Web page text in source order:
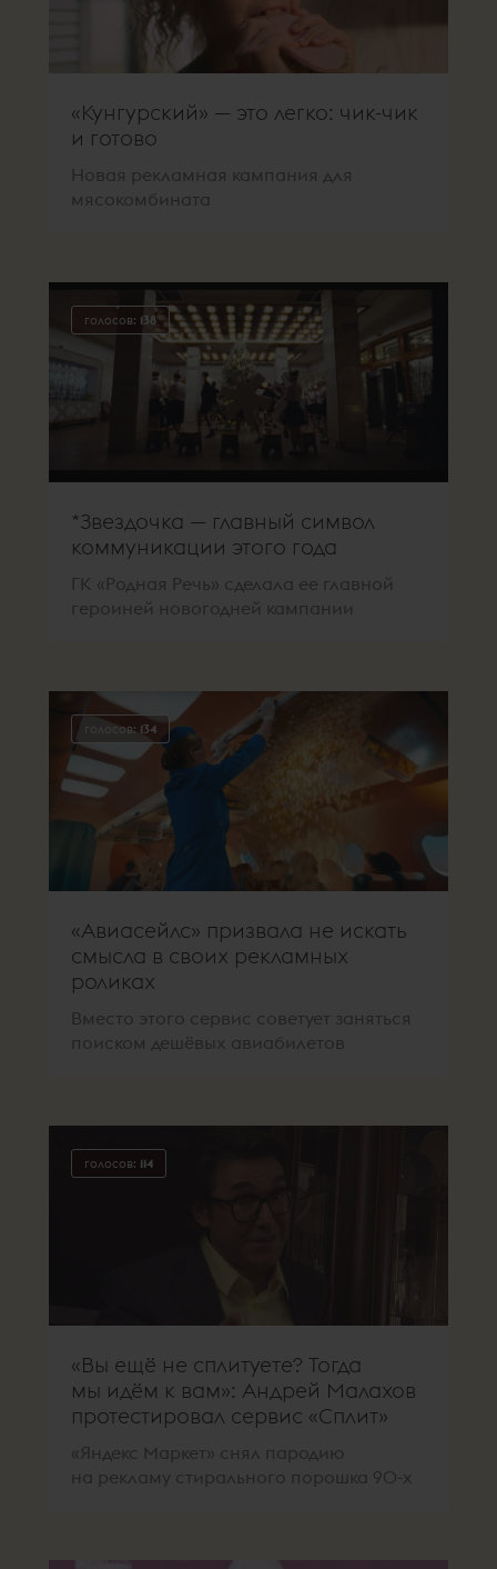
«Кунгурский» — это легко: чик-чик
и готово
Новая рекламная кампания для
мясокомбината
голосов: 138
*Звездочка — главный символ
коммуникации этого года
ГК «Родная Речь» сделала ее главной
героиней новогодней кампании
голосов: 134
«Авиасейлс» призвала не искать
смысла в своих рекламных
роликах
Вместо этого сервис советует заняться
поиском дешёвых авиабилетов
голосов: 114
«Вы ещё не сплитуете? Тогда
мы идём к вам»: Андрей Малахов
протестировал сервис «Сплит»
«Яндекс Маркет» снял пародию
на рекламу стирального порошка 90-х